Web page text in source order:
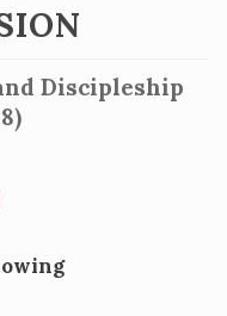
Discipleship